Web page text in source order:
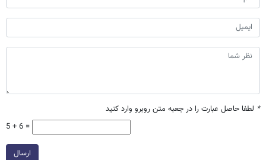
* لطفا حاصل عبارت را در جعبه متن روبرو وارد کنید
5 + 6 =
ارسال